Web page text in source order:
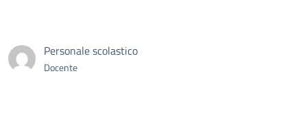
Personale scolastico
Docente